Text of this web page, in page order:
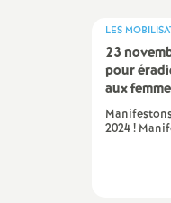
LES
23
pour
aux
2024 !